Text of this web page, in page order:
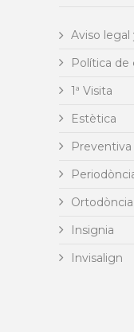
Aviso legal
Política de
1ª Visita
Estètica
Preventiva
Ortodòncia
Insignia
Invisalign